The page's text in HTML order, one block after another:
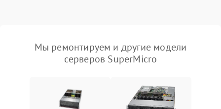
Мы ремонтируем и другие модели
серверов SuperMicro